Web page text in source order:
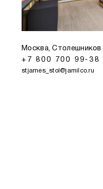
Москва, Столешников
+7 800 700 99-38
stjames_stol@jamilco.ru